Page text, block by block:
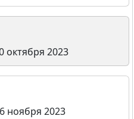
октября 2023
ноября 2023